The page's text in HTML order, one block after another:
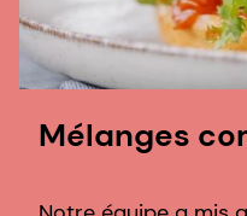
Mélanges